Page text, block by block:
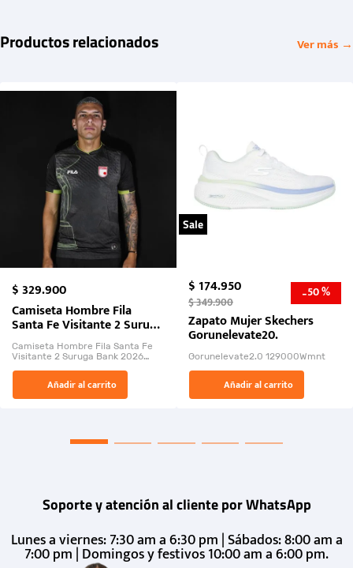
Productos relacionados Ver más →
$329.900
Camiseta Hombre Fila
Santa Fe Visitante 2 Suruga
Bank 2026
Camiseta Hombre Fila Santa Fe
Visitante 2 Suruga Bank 2026
El Rugido del Sol Naciente:
“Primeros para la Et...
Añadir al carrito
Sale
$174.950
$349.900 -50 %
Zapato Mujer Skechers
Gorunelevate20.
Gorunelevate2.0 129000Wmnt
Añadir al carrito
Soporte y atención al cliente por WhatsApp
Lunes a viernes: 7:30 am a 6:30 pm | Sábados: 8:00 am a
7:00 pm | Domingos y festivos 10:00 am a 6:00 pm.